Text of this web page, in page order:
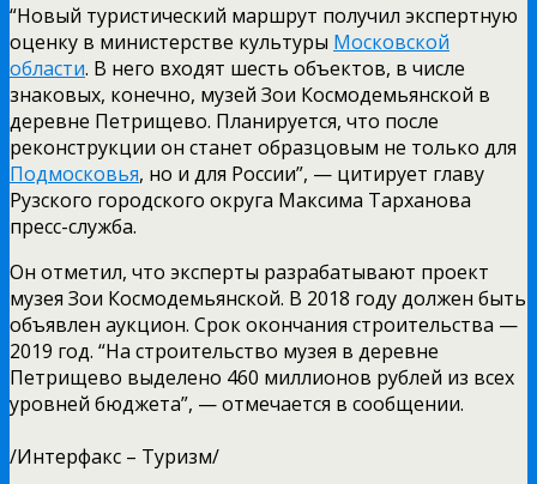
“Новый туристический маршрут получил экспертную
оценку в министерстве культуры Московской
области. В него входят шесть объектов, в числе
знаковых, конечно, музей Зои Космодемьянской в
деревне Петрищево. Планируется, что после
реконструкции он станет образцовым не только для
Подмосковья, но и для России”, — цитирует главу
Рузского городского округа Максима Тарханова
пресс-служба.
Он отметил, что эксперты разрабатывают проект
музея Зои Космодемьянской. В 2018 году должен быть
объявлен аукцион. Срок окончания строительства —
2019 год. “На строительство музея в деревне
Петрищево выделено 460 миллионов рублей из всех
уровней бюджета”, — отмечается в сообщении.
/Интерфакс – Туризм/